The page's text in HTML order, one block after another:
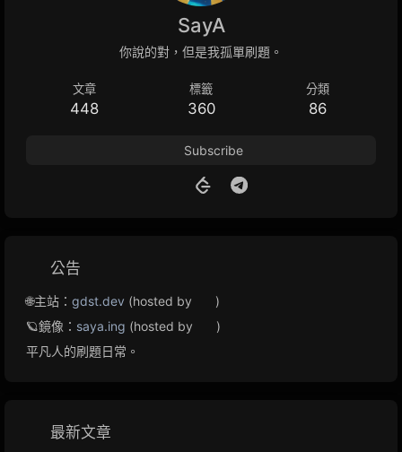
SayA
你說的對，但是我孤單刷題。
文章
448
標籤
360
分類
86
Subscribe
公告
🌐主站： gdst.dev (hosted by
)
🪐鏡像： saya.ing (hosted by
)
平凡人的刷題日常。
最新文章